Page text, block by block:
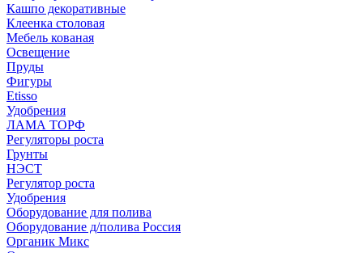
Кашпо декоративные
Клеенка столовая
Мебель кованая
Освещение
Пруды
Фигуры
Etisso
Удобрения
ЛАМА ТОРФ
Регуляторы роста
Грунты
НЭСТ
Регулятор роста
Удобрения
Оборудование для полива
Оборудование д/полива Россия
Органик Микс